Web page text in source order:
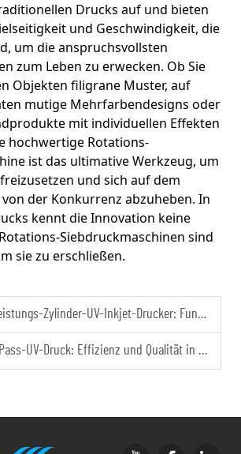
Drucks auf und bieten
und Geschwindigkeit, die
um die anspruchsvollsten
zum Leben zu erwecken. Ob Sie
Objekten filigrane Muster, auf
mutige Mehrfarbendesigns oder
mit individuellen Effekten
hochwertige Rotations-
ist das ultimative Werkzeug, um
und sich auf dem
der Konkurrenz abzuheben. In
kennt die Innovation keine
Siebdruckmaschinen sind
sie zu erschließen.
Zylinder-UV-Inkjet-Drucker: Funktionen und Vorteile
UV-Druck: Effizienz und Qualität in einem